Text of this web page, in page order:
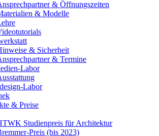
& Öffnungszeiten
& Modelle
& Sicherheit
& Termine
Labor
Labor
& Preise
Studienpreis für Architektur
Preis (bis 2023)